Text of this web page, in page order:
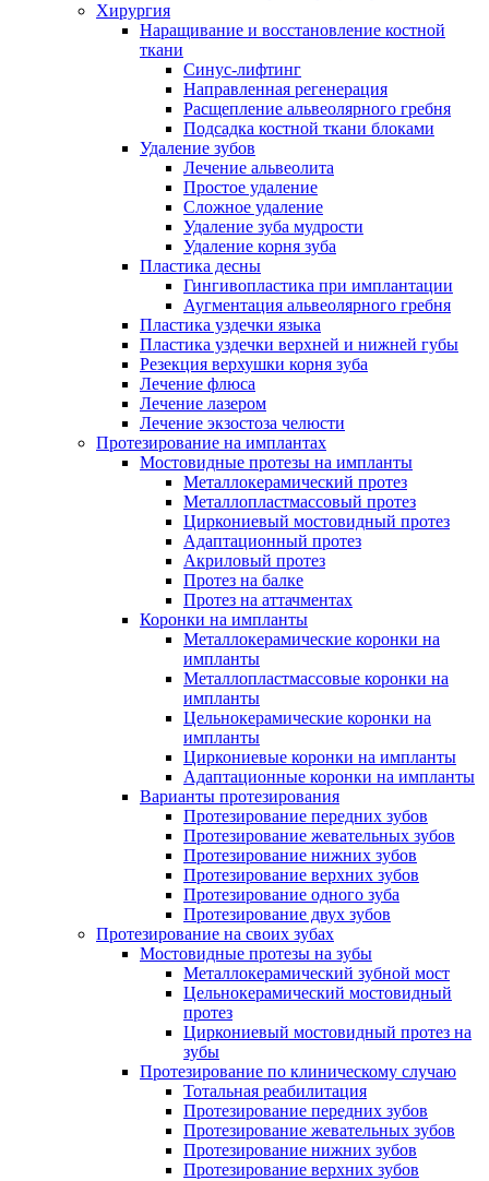
Хирургия
Наращивание и восстановление костной
ткани
Синус-лифтинг
Направленная регенерация
Расщепление альвеолярного гребня
Подсадка костной ткани блоками
Удаление зубов
Лечение альвеолита
Простое удаление
Сложное удаление
Удаление зуба мудрости
Удаление корня зуба
Пластика десны
Гингивопластика при имплантации
Аугментация альвеолярного гребня
Пластика уздечки языка
Пластика уздечки верхней и нижней губы
Резекция верхушки корня зуба
Лечение флюса
Лечение лазером
Лечение экзостоза челюсти
Протезирование на имплантах
Мостовидные протезы на импланты
Металлокерамический протез
Металлопластмассовый протез
Циркониевый мостовидный протез
Адаптационный протез
Акриловый протез
Протез на балке
Протез на аттачментах
Коронки на импланты
Металлокерамические коронки на
импланты
Металлопластмассовые коронки на
импланты
Цельнокерамические коронки на
импланты
Циркониевые коронки на импланты
Адаптационные коронки на импланты
Варианты протезирования
Протезирование передних зубов
Протезирование жевательных зубов
Протезирование нижних зубов
Протезирование верхних зубов
Протезирование одного зуба
Протезирование двух зубов
Протезирование на своих зубах
Мостовидные протезы на зубы
Металлокерамический зубной мост
Цельнокерамический мостовидный
протез
Циркониевый мостовидный протез на
зубы
Протезирование по клиническому случаю
Тотальная реабилитация
Протезирование передних зубов
Протезирование жевательных зубов
Протезирование нижних зубов
Протезирование верхних зубов